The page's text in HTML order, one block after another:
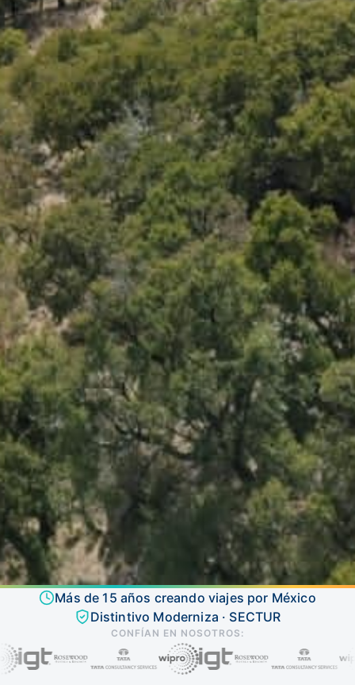
Más de 15 años creando viajes por México
Distintivo Moderniza · SECTUR
CONFÍAN EN NOSOTROS: